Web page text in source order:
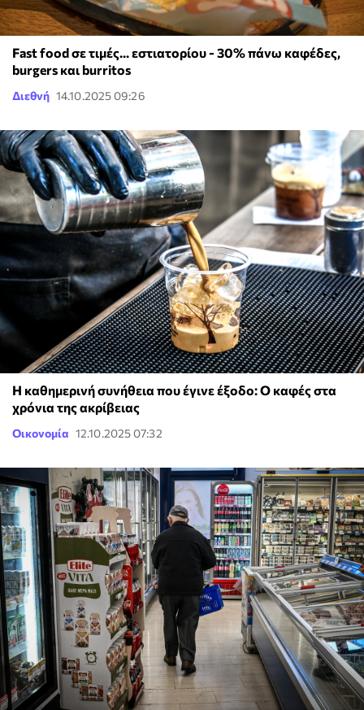
Fast food σε τιμές... εστιατορίου - 30% πάνω καφέδες,
burgers και burritos
Διεθνή 14.10.2025 09:26
Η καθημερινή συνήθεια που έγινε έξοδο: Ο καφές στα
χρόνια της ακρίβειας
Οικονομία 12.10.2025 07:32